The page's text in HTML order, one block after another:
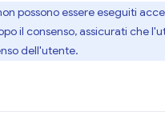
possono essere eseguiti
il consenso, assicurati che
dell'utente.